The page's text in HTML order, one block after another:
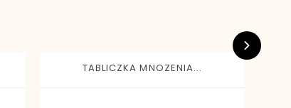
TABLICZKA MNOZENIA...